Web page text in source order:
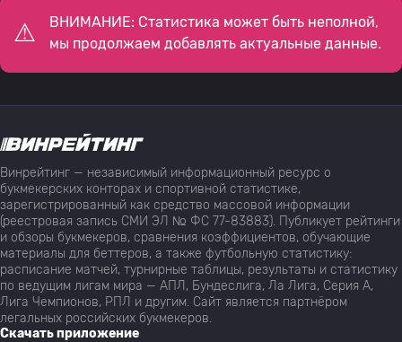
ВНИМАНИЕ: Статистика может быть неполной,
мы продолжаем добавлять актуальные данные.
Винрейтинг — независимый информационный ресурс о
букмекерских конторах и спортивной статистике,
зарегистрированный как средство массовой информации
(реестровая запись СМИ ЭЛ № ФС 77-83883). Публикует рейтинги
и обзоры букмекеров, сравнения коэффициентов, обучающие
материалы для беттеров, а также футбольную статистику:
расписание матчей, турнирные таблицы, результаты и статистику
по ведущим лигам мира — АПЛ, Бундеслига, Ла Лига, Серия А,
Лига Чемпионов, РПЛ и другим. Сайт является партнёром
легальных российских букмекеров.
Скачать приложение